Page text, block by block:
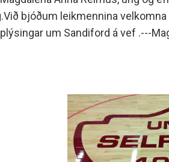
bjóðum leikmennina
um Sandiford á vef .---